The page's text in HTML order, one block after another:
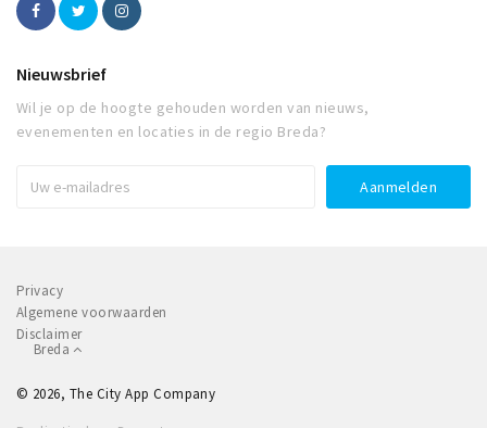
Nieuwsbrief
Wil je op de hoogte gehouden worden van nieuws,
evenementen en locaties in de regio Breda?
Privacy
Algemene voorwaarden
Disclaimer
Breda
© 2026, The City App Company